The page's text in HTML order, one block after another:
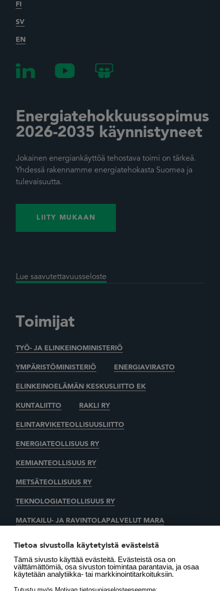
FI
SV
EN
Energiatehokkuussopimus
2026-2035 käynnistyneet
Jokainen energiankäyttöä tehostava toimi on tärkeä.
Yhdessä rakennamme energiatehokasta Suomea ja
tulevaisuutta.
LIITY MUKAAN
Lue saavutettavuusseloste
Toimijat
TYÖ- JA ELINKEINOMINISTERIÖ
YMPÄRISTÖMINISTERIÖ ENERGIAVIRASTO
ELINKEINOELÄMÄN KESKUSLIITTO EK
KUNTALIITTO RAKLI RY
ELINTARVIKETEOLLISUUSLIITTO
ENERGIATEOLLISUUS RY
KEMIANTEOLLISUUS RY
METSÄTEOLLISUUS RY
TEKNOLOGIATEOLLISUUS RY
MATKAILU- JA RAVINTOLAPALVELUT MARA
SUOMEN LÄMMITYSTIETO OY
LÄMMITYSENERGIA YHDISTYS RY MOTIVA OY
Tietoa sivustolla käytetyistä evästeistä
Tämä sivusto käyttää evästeitä. Evästeistä osa on
välttämättömiä, osa sivuston toimintaa parantavia, ja osaa
käytetään analytiikka- tai markkinointitarkoituksiin.